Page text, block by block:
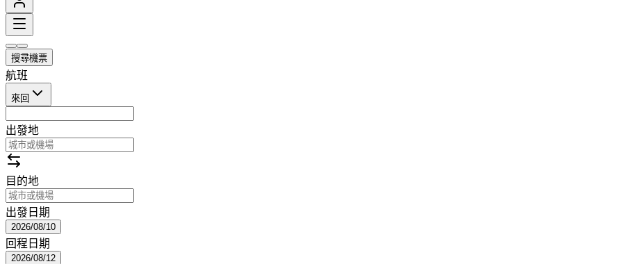
搜尋機票
航班
來回
出發地
目的地
出發日期
2026/08/10
回程日期
2026/08/12